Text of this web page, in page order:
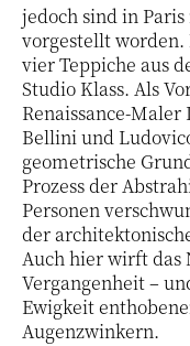
jedoch sind in
vorgestellt
vier Teppiche aus
Studio Klass. Als
Renaissance-
Bellini und
geometrische
Prozess der
Personen
der
Auch hier wirft das
Vergangenheit –
Ewigkeit
Augenzwinkern.